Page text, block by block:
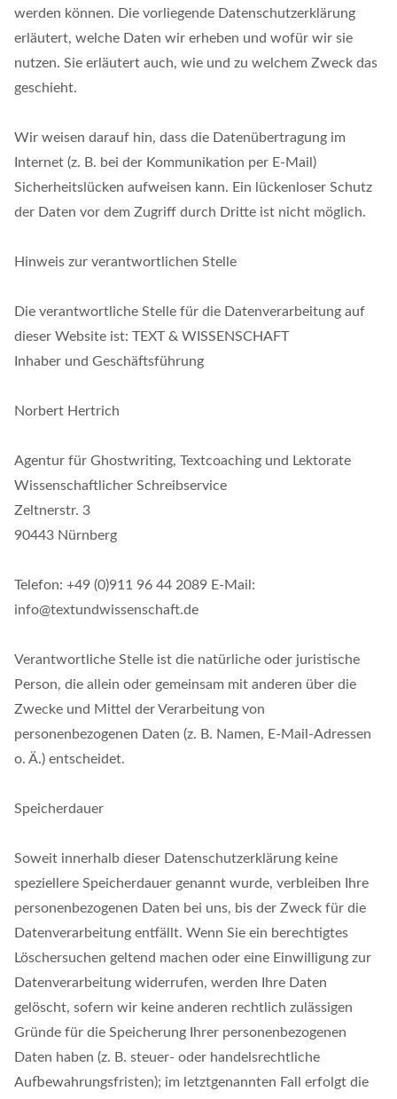
werden können. Die vorliegende Datenschutzerklärung
erläutert, welche Daten wir erheben und wofür wir sie
nutzen. Sie erläutert auch, wie und zu welchem Zweck das
geschieht.
Wir weisen darauf hin, dass die Datenübertragung im
Internet (z. B. bei der Kommunikation per E-Mail)
Sicherheitslücken aufweisen kann. Ein lückenloser Schutz
der Daten vor dem Zugriff durch Dritte ist nicht möglich.
Hinweis zur verantwortlichen Stelle
Die verantwortliche Stelle für die Datenverarbeitung auf
dieser Website ist: TEXT & WISSENSCHAFT
Inhaber und Geschäftsführung
Norbert Hertrich
Agentur für Ghostwriting, Textcoaching und Lektorate
Wissenschaftlicher Schreibservice
Zeltnerstr. 3
90443 Nürnberg
Telefon: +49 (0)911 96 44 2089 E-Mail:
info@textundwissenschaft.de
Verantwortliche Stelle ist die natürliche oder juristische
Person, die allein oder gemeinsam mit anderen über die
Zwecke und Mittel der Verarbeitung von
personenbezogenen Daten (z. B. Namen, E-Mail-Adressen
o. Ä.) entscheidet.
Speicherdauer
Soweit innerhalb dieser Datenschutzerklärung keine
speziellere Speicherdauer genannt wurde, verbleiben Ihre
personenbezogenen Daten bei uns, bis der Zweck für die
Datenverarbeitung entfällt. Wenn Sie ein berechtigtes
Löschersuchen geltend machen oder eine Einwilligung zur
Datenverarbeitung widerrufen, werden Ihre Daten
gelöscht, sofern wir keine anderen rechtlich zulässigen
Gründe für die Speicherung Ihrer personenbezogenen
Daten haben (z. B. steuer- oder handelsrechtliche
Aufbewahrungsfristen); im letztgenannten Fall erfolgt die